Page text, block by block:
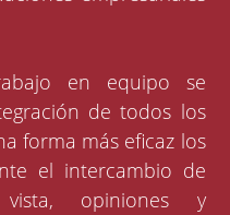
en equipo se
de todos los
forma más eficaz los
el intercambio de
opiniones y